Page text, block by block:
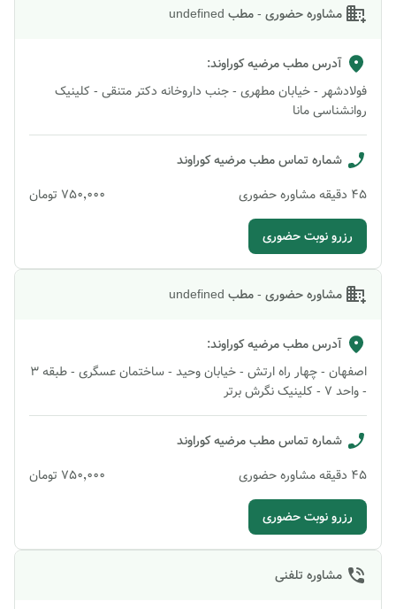
مشاوره حضوری - مطب undefined
آدرس مطبمرضیه کوراوند:
فولادشهر - خیابان مطهری - جنب داروخانه دکتر متنقی - کلینیک
روانشناسی مانا
شماره تماس مطبمرضیه کوراوند
45 دقیقهمشاوره حضوری ۷۵۰٬۰۰۰ تومان
رزرو نوبت حضوری
مشاوره حضوری - مطب undefined
آدرس مطبمرضیه کوراوند:
اصفهان - چهار راه ارتش - خیابان وحید - ساختمان عسگری - طبقه 3
- واحد 7 - کلینیک نگرش برتر
شماره تماس مطبمرضیه کوراوند
45 دقیقهمشاوره حضوری ۷۵۰٬۰۰۰ تومان
رزرو نوبت حضوری
مشاوره تلفنی